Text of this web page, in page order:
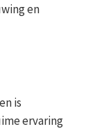
en
is
ervaring